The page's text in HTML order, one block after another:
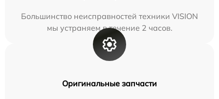
Большинство неисправностей техники VISION
мы устраняем в течение 2 часов.
Оригинальные запчасти